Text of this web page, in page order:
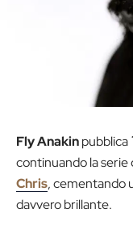
Fly Anakinpubblica
continuando la serie
Chris, cementando
davvero brillante.